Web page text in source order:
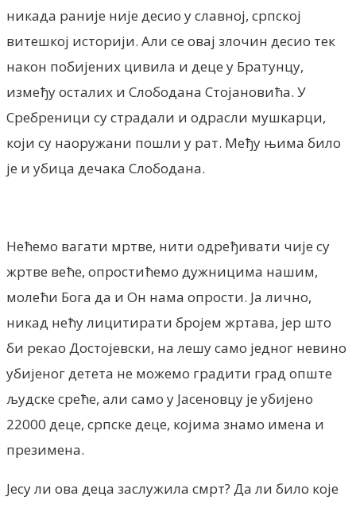
никада раније није десио у славној, српској
витешкој историји. Али се овај злочин десио тек
након побијених цивила и деце у Братунцу,
између осталих и Слободана Стојановића. У
Сребреници су страдали и одрасли мушкарци,
који су наоружани пошли у рат. Међу њима било
је и убица дечака Слободана.
Нећемо вагати мртве, нити одређивати чије су
жртве веће, опростићемо дужницима нашим,
молећи Бога да и Он нама опрости. Ја лично,
никад нећу лицитирати бројем жртава, јер што
би рекао Достојевски, на лешу само једног невино
убијеног детета не можемо градити град опште
људске среће, али само у Јасеновцу је убијено
22000 деце, српске деце, којима знамо имена и
презимена.
Јесу ли ова деца заслужила смрт? Да ли било које